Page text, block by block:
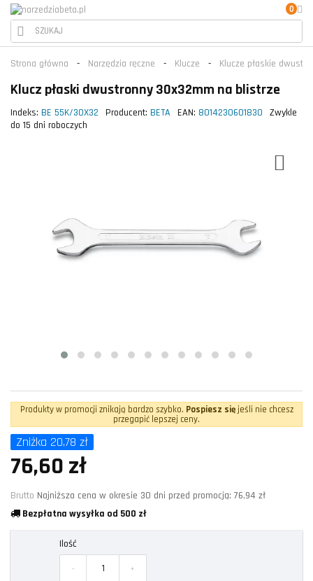
0
Strona główna Narzędzia ręczne Klucze Klucze płaskie
Klucz płaski dwustronny 30x32mm na blistrze
Indeks: BE 55K/30X32 Producent: BETA EAN: 8014230601830
Zwykle
do 15 dni roboczych
Produkty w promocji znikają bardzo szybko. Pospiesz sięjeśli nie chcesz
przegapić lepszej ceny.
Zniżka 20,78 zł
76,60 zł
Brutto Najniższa cena w okresie 30 dni przed promocją: 76,94 zł
Bezpłatna wysyłka od 500 zł
Ilość
- +